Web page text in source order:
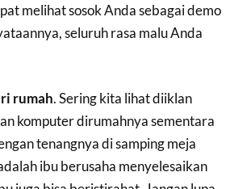
melihat sosok Anda sebagai demo
seluruh rasa malu Anda
rumah. Sering kita lihat diiklan
komputer dirumahnya sementara
tenangnya di samping meja
ibu berusaha menyelesaikan